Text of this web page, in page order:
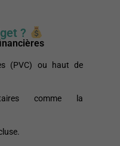
?
(PVC) ou haut de
comme la